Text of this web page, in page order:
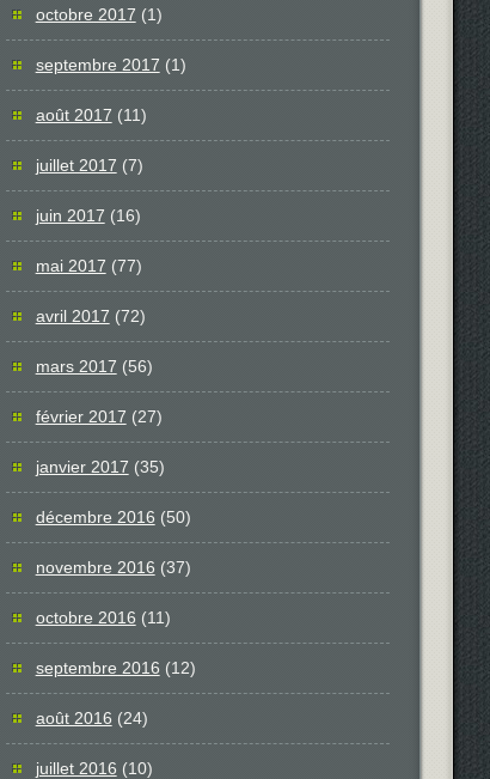
octobre 2017 (1)
septembre 2017 (1)
août 2017 (11)
juillet 2017 (7)
juin 2017 (16)
mai 2017 (77)
avril 2017 (72)
mars 2017 (56)
février 2017 (27)
janvier 2017 (35)
décembre 2016 (50)
novembre 2016 (37)
octobre 2016 (11)
septembre 2016 (12)
août 2016 (24)
juillet 2016 (10)